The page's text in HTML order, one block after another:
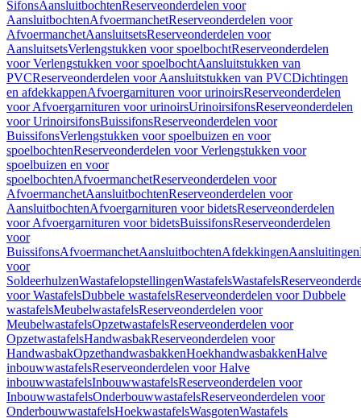
SifonsAansluitbochtenReserveonderdelen voor
AansluitbochtenAfvoermanchetReserveonderdelen voor
AfvoermanchetAansluitsetsReserveonderdelen voor
AansluitsetsVerlengstukken voor spoelbochtReserveonderdelen
voor Verlengstukken voor spoelbochtAansluitstukken van
PVCReserveonderdelen voor Aansluitstukken van PVCDichtingen
en afdekkappenAfvoergarnituren voor urinoirsReserveonderdelen
voor Afvoergarnituren voor urinoirsUrinoirsifonsReserveonderdelen
voor UrinoirsifonsBuissifonsReserveonderdelen voor
BuissifonsVerlengstukken voor spoelbuizen en voor
spoelbochtenReserveonderdelen voor Verlengstukken voor
spoelbuizen en voor
spoelbochtenAfvoermanchetReserveonderdelen voor
AfvoermanchetAansluitbochtenReserveonderdelen voor
AansluitbochtenAfvoergarnituren voor bidetsReserveonderdelen
voor Afvoergarnituren voor bidetsBuissifonsReserveonderdelen
voor
BuissifonsAfvoermanchetAansluitbochtenAfdekkingenAansluitingen
voor
SoldeerhulzenWastafelopstellingenWastafelsWastafels
voor WastafelsDubbele wastafelsReserveonderdelen voor Dubbele
wastafelsMeubelwastafelsReserveonderdelen voor
MeubelwastafelsOpzetwastafelsReserveonderdelen voor
OpzetwastafelsHandwasbakReserveonderdelen voor
HandwasbakOpzethandwasbakkenHoekhandwasbakkenHalve
inbouwwastafelsReserveonderdelen voor Halve
inbouwwastafelsInbouwwastafelsReserveonderdelen voor
InbouwwastafelsOnderbouwwastafelsReserveonderdelen voor
OnderbouwwastafelsHoekwastafelsWasgotenWastafels